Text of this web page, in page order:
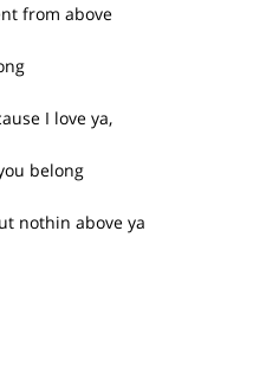
from above
I love ya,
belong
nothin above ya